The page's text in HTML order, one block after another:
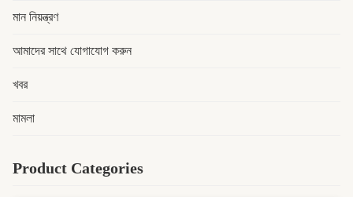
মান নিয়ন্ত্রণ
আমাদের সাথে যোগাযোগ করুন
খবর
মামলা
Product Categories